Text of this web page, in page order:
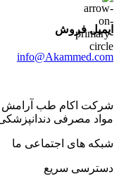
ایمیل فروش
info@Akammed.com
شرکت اکام طب آرامش
مواد مصرفی
شبکه های اجتماعی ما
دسترسی سریع